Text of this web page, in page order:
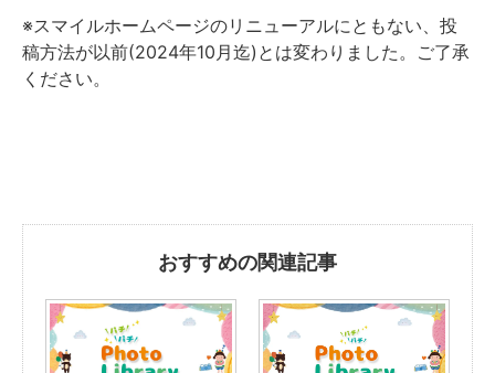
※スマイルホームページのリニューアルにともない、投
稿方法が以前(2024年10月迄)とは変わりました。ご了承
ください。
おすすめの関連記事